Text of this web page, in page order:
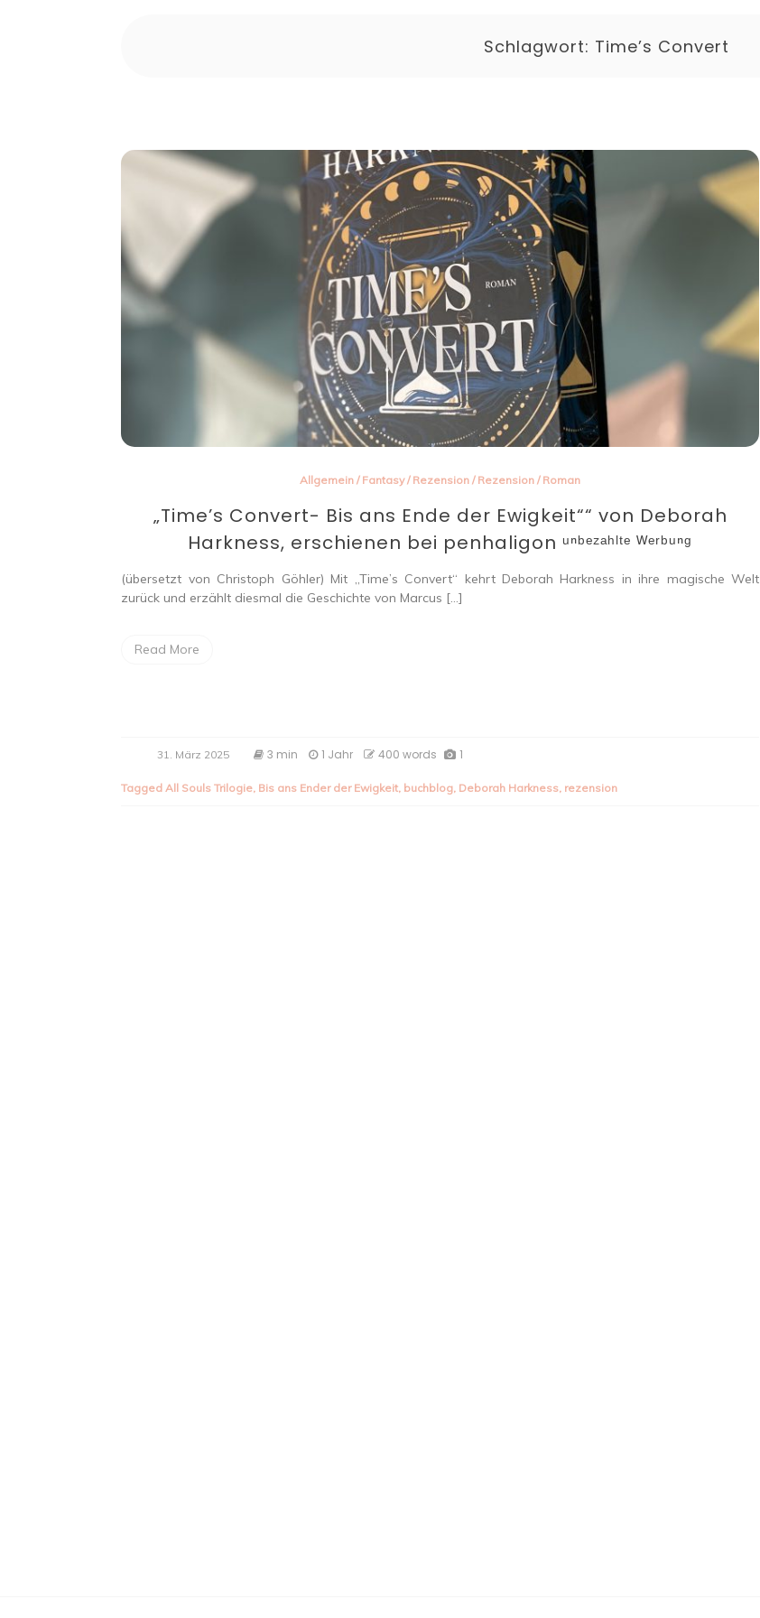
Schlagwort: Time’s Convert
Allgemein / Fantasy/ Rezension / Rezension / Roman
„Time’s Convert- Bis ans Ende der Ewigkeit““ von Deborah
Harkness, erschienen bei penhaligon ᵘⁿᵇᵉᶻᵃʰˡᵗᵉ ᵂᵉʳᵇᵘⁿᵍ
(übersetzt von Christoph Göhler) Mit „Time’s Convert“ kehrt Deborah Harkness in ihre magische Welt
zurück und erzählt diesmal die Geschichte von Marcus […]
Read More
31. März 2025 3 min 1 Jahr 400 words 1
TaggedAll Souls Trilogie, Bis ans Ender der Ewigkeit, buchblog, Deborah Harkness, rezension